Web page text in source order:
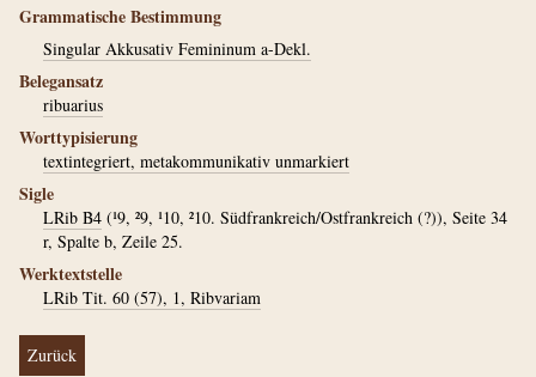
Grammatische Bestimmung
Singular Akkusativ Femininum a-Dekl.
Belegansatz
ribuarius
Worttypisierung
textintegriert, metakommunikativ unmarkiert
Sigle
LRib B4 (¹9, ²9, ¹10, ²10. Südfrankreich/Ostfrankreich (?)), Seite 34
r, Spalte b, Zeile 25.
Werktextstelle
LRib Tit. 60 (57), 1, Ribvariam
Zurück